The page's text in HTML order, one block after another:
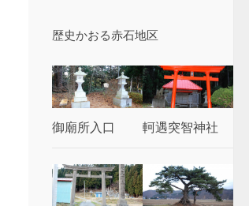
歴史かおる赤石地区
御廟所入口 軻遇突智神社